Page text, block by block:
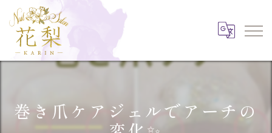
巻き爪ケアジェルでアーチの